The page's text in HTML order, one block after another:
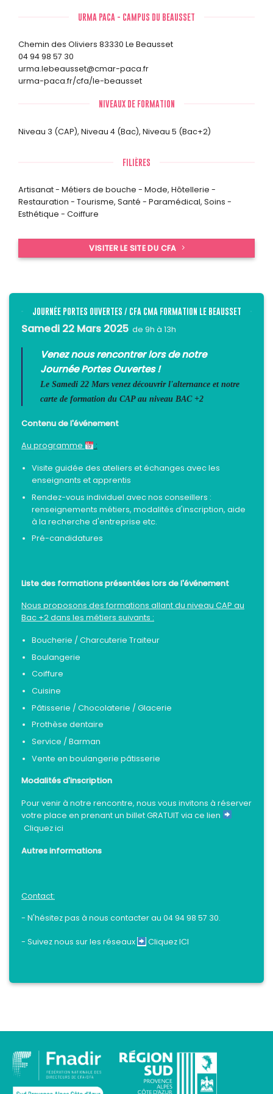
URMA PACA - CAMPUS DU BEAUSSET
Chemin des Oliviers 83330 Le Beausset
04 94 98 57 30
urma.lebeausset@cmar-paca.fr
urma-paca.fr/cfa/le-beausset
NIVEAUX DE FORMATION
Niveau 3 (CAP), Niveau 4 (Bac), Niveau 5 (Bac+2)
FILIÈRES
Artisanat - Métiers de bouche - Mode, Hôtellerie -
Restauration - Tourisme, Santé - Paramédical, Soins -
Esthétique - Coiffure
VISITER LE SITE DU CFA
JOURNÉE PORTES OUVERTES / CFA CMA FORMATION LE BEAUSSET
Samedi 22 Mars 2025 de 9h à 13h
Venez nous rencontrer lors de notre
Journée Portes Ouvertes !
Le Samedi 22 Mars venez découvrir l'alternance et notre
carte de formation du CAP au niveau BAC +2
Contenu de l'événement
Au programme :
Visite guidée des ateliers et échanges avec les
enseignants et apprentis
Rendez-vous individuel avec nos conseillers :
renseignements métiers, modalités d'inscription, aide
à la recherche d'entreprise etc.
Pré-candidatures
Liste des formations présentées lors de l'événement
Nous proposons des formations allant du niveau CAP au
Bac +2 dans les métiers suivants :
Boucherie / Charcuterie Traiteur
Boulangerie
Coiffure
Cuisine
Pâtisserie / Chocolaterie / Glacerie
Prothèse dentaire
Service / Barman
Vente en boulangerie pâtisserie
Modalités d'inscription
Pour venir à notre rencontre, nous vous invitons à réserver
votre place en prenant un billet GRATUIT via ce lien
Cliquez ici
Autres informations
Contact:
- N'hésitez pas à nous contacter au 04 94 98 57 30.
- Suivez nous sur les réseaux Cliquez ICI